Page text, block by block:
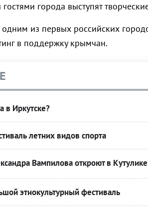
города выступят
из первых российских
в поддержку крымчан.
в Иркутске?
летних видов спорта
Вампилова откроют в Кутулике
этнокультурный фестиваль